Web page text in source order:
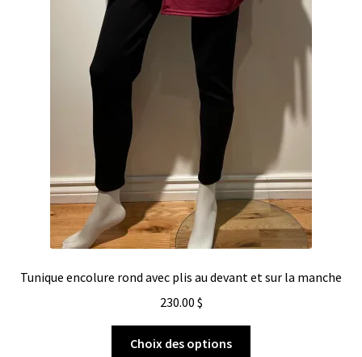
Tunique encolure rond avec plis au devant et sur la manche
230.00 $
Choix des options